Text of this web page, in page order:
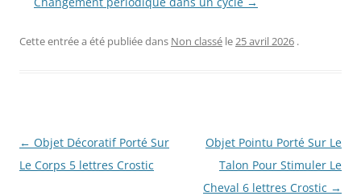
Cette entrée a été publiée dans Non classé le25 avril 2026 .
Navigation
des
← Objet Décoratif Porté Sur
Le Corps 5 lettres Crostic
Objet Pointu Porté Sur Le
Talon Pour Stimuler Le
Cheval 6 lettres Crostic →